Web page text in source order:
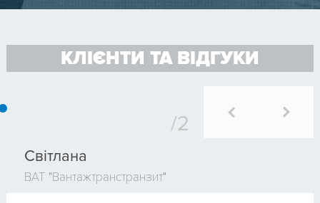
КЛІЄНТИ ТА ВІДГУКИ
Світлана
ВАТ "Вантажтранстранзит"